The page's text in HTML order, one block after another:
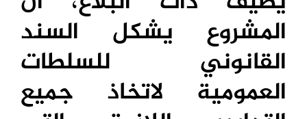
المشروع يشكل السند
القانوني للسلطات
العمومية لاتخاذ جميع